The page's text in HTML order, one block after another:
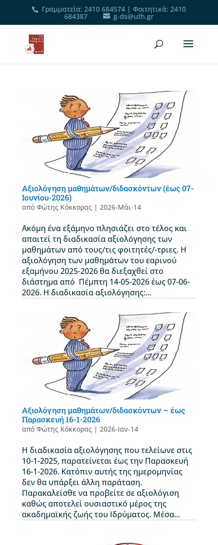
Γραμματεία: 2410 684574 |Φοιτητικά: 2410
684387 g-ds@uth.gr
Αξιολόγηση μαθημάτων/διδασκόντων (έως 07-
Ιουνίου-2026)
από Φώτης Κόκκορας| 2026-Μάι-14
Ακόμη ένα εξάμηνο πλησιάζει στο τέλος και
απαιτεί τη διαδικασία αξιολόγησης των
μαθημάτων από τους/τις φοιτητές/-τριες. Η
αξιολόγηση των μαθημάτων του εαρινού
εξαμήνου 2025-2026 θα διεξαχθεί στο
διάστημα από Πέμπτη 14-05-2026 έως 07-06-
2026. Η διαδικασία αξιολόγησης:...
Αξιολόγηση μαθημάτων/διδασκόντων – έως
Παρασκευή 16-1-2026
από Φώτης Κόκκορας| 2026-Ιαν-14
Η διαδικασία αξιολόγησης που τελείωνε στις
10-1-2025, παρατείνεται έως την Παρασκευή
16-1-2026. Κατόπιν αυτής της ημερομηνίας
δεν θα υπάρξει άλλη παράταση.
Παρακαλείσθε να προβείτε σε αξιολόγιση
καθώς αποτελεί ουσιαστικό μέρος της
ακαδημαϊκής ζωής του Ιδρύματος. Μέσα...